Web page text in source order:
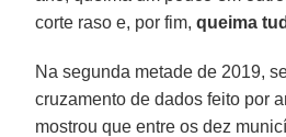
corte raso e, por fim, queima
Na segunda metade de 2019,
cruzamento de dados feito por
mostrou que entre os dez